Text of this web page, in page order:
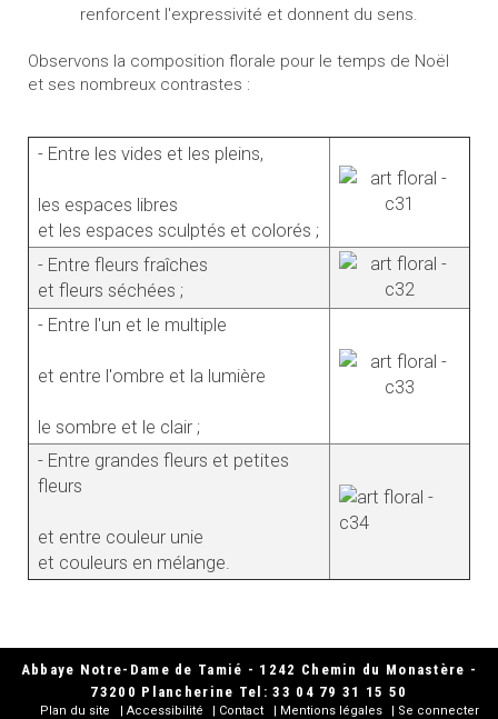
renforcent l'expressivité et donnent du sens.
Observons la composition florale pour le temps de Noël
et ses nombreux contrastes :
- Entre les vides et les pleins,
les espaces libres
et les espaces sculptés et colorés ;
- Entre fleurs fraîches
et fleurs séchées ;
- Entre l'un et le multiple
et entre l'ombre et la lumière
le sombre et le clair ;
- Entre grandes fleurs et petites
fleurs
et entre couleur unie
et couleurs en mélange.
Abbaye Notre-Dame de Tamié - 1242 Chemin du Monastère -
73200 Plancherine Tel: 33 04 79 31 15 50
Plan du site Accessibilité Contact Mentions légales Se connecter